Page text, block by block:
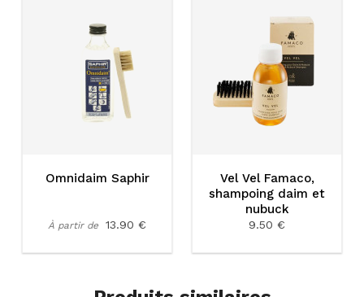
Omnidaim Saphir
À partir de 13.90 €
Vel Vel Famaco,
shampoing daim et
nubuck
9.50 €